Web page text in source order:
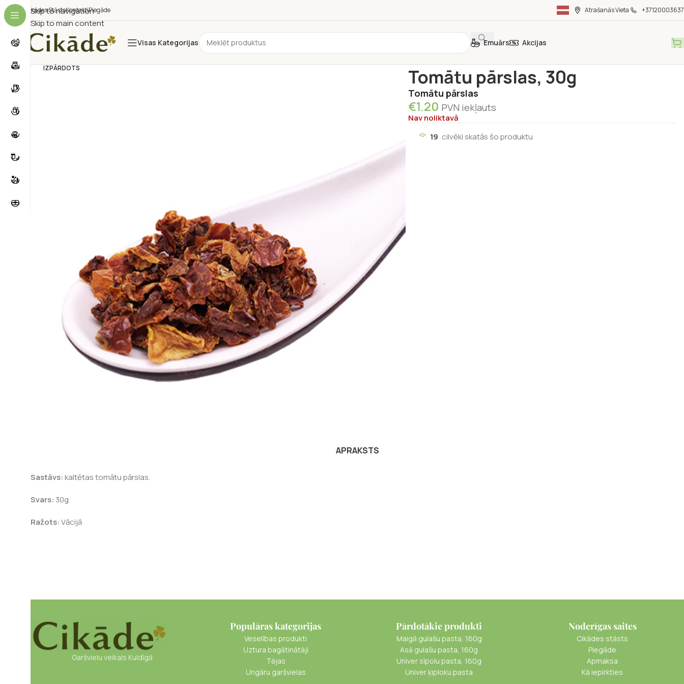
Skip to navigation
Skip to main content
Cikādes StāstsKontaktiPiegāde Atrašanās Vieta +37120003637
Visas Kategorijas Emuārs Akcijas
IZPĀRDOTS Tomātu pārslas, 30g
Tomātu pārslas
€1.20 PVN iekļauts
Nav noliktavā
19 cilvēki skatās šo produktu
APRAKSTS
Sastāvs:kaltētas tomātu pārslas.
Svars: 30g
Ražots:Vācijā
Garšvielu veikals Kuldīgā
Populāras kategorijas
Veselības produkti
Uztura bagātinātāji
Tējas
Ungāru garšvielas
Pārdotākie produkti
Maigā gulašu pasta, 160g
Asā gulašu pasta, 160g
Univer sīpolu pasta, 160g
Univer ķiploku pasta
Noderīgas saites
Cikādes stāsts
Piegāde
Apmaksa
Kā iepirkties